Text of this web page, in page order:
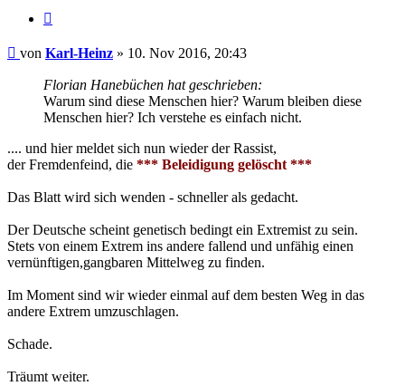
Beitrag
von Karl-Heinz » 10. Nov 2016, 20:43
Florian Hanebüchen hat geschrieben:
Warum sind diese Menschen hier? Warum bleiben diese
Menschen hier? Ich verstehe es einfach nicht.
.... und hier meldet sich nun wieder der Rassist,
der Fremdenfeind, die *** Beleidigung gelöscht ***
Das Blatt wird sich wenden - schneller als gedacht.
Der Deutsche scheint genetisch bedingt ein Extremist zu sein.
Stets von einem Extrem ins andere fallend und unfähig einen
vernünftigen,gangbaren Mittelweg zu finden.
Im Moment sind wir wieder einmal auf dem besten Weg in das
andere Extrem umzuschlagen.
Schade.
Träumt weiter.